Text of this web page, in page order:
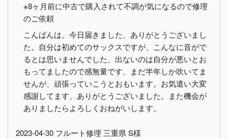
※8ヶ月前に中古で購入されて不調が気になるので修理
のご依頼
こんばんは。今日届きました、ありがとうございまし
た。自分は初めてのサックスですが、こんなに音がで
るとは思いませんでした、出ないのは自分が悪いとお
もってましたので感無量です、まだ半年しか吹いてま
せんが、頑張っていこうとおもいます。お気遣い大変
感謝してます、ありがとうございました。また機会が
ありましたらよろしくおねがいします。
2023-04-30 フルート修理 三重県 S様